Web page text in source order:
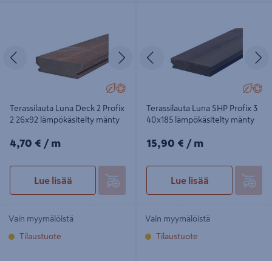
Edellinen Seuraava
Terassilauta Luna Deck 2 Profix
2 26x92 lämpökäsitelty mänty
4,70€/m
4,70 € / m
Lue lisää
Vain myymälöistä
Tilaustuote
Edellinen
Terassilauta Luna SHP Profix 3
40x185 lämpökäsitelty mänty
15,90€/m
15,90 € / m
Lue lisää
Vain myymälöistä
Tilaustuote